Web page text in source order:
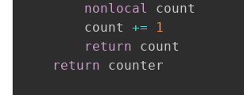
nonlocal
count
        count
+=
1
return count
return counter